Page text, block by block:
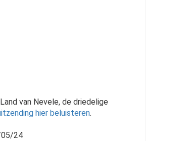
van Nevele, de driedelige
hier beluisteren.
05/24